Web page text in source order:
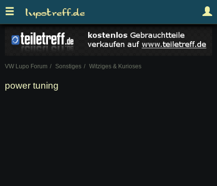
VW Lupo Forum Sonstiges Witziges & Kurioses
power tuning